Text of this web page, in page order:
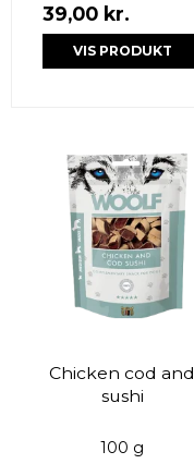
39,00 kr.
VIS PRODUKT
Chicken cod and
sushi
100 g